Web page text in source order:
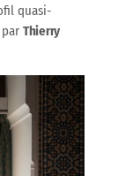
quasi-
Thierry